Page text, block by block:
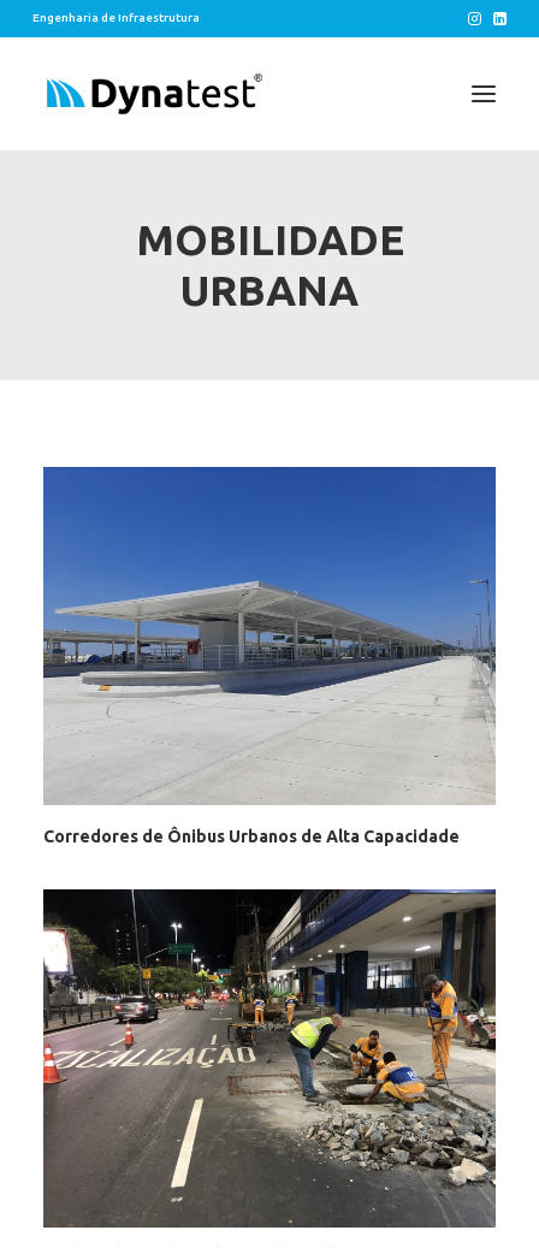
Engenharia de Infraestrutura
MOBILIDADE
URBANA
Corredores de Ônibus Urbanos de Alta Capacidade